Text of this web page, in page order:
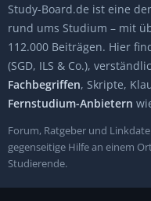
Study-Board.de ist eine
rund ums Studium – mit
112.000 Beiträgen. Hier
(SGD, ILS & Co.),
Fachbegriffen, Skripte,
Fernstudium-Anbietern
Forum, Ratgeber und
gegenseitige Hilfe an einem
Studierende.